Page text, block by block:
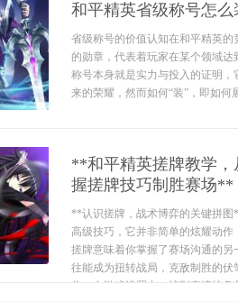
和平精英省级称号怎
省级称号的价值认知在和平精英
的勋章，代表着玩家在某个领域
称号本身就是实力与投入的证明
来的荣耀，然而如何“装”，即如
**和平精英搓牌教学
握搓牌技巧制胜赛场**
**认识搓牌，战术博弈的关键拼
高级技巧，它并非简单的炫耀动
搓牌意味着你掌握了赛场沟通的
往能成为扭转战局，克敌制胜的
作，在游戏设置中，找到表情轮盘